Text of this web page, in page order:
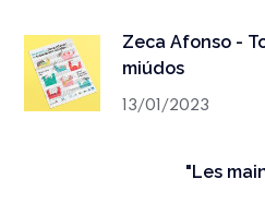
Zeca Afonso -
miúdos
13/01/2023
"Les